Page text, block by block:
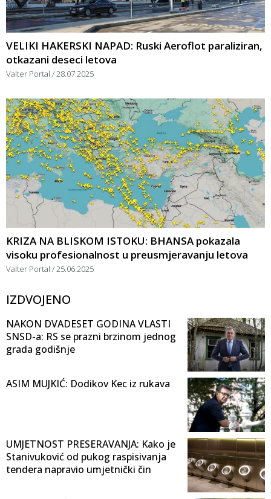
VELIKI HAKERSKI NAPAD: Ruski Aeroflot paraliziran,
otkazani deseci letova
Valter Portal 28.07.2025
KRIZA NA BLISKOM ISTOKU: BHANSA pokazala
visoku profesionalnost u preusmjeravanju letova
Valter Portal 25.06.2025
IZDVOJENO
NAKON DVADESET GODINA VLASTI
SNSD-a: RS se prazni brzinom jednog
grada godišnje
ASIM MUJKIĆ: Dodikov Kec iz rukava
UMJETNOST PRESERAVANJA: Kako je
Stanivuković od pukog raspisivanja
tendera napravio umjetnički čin